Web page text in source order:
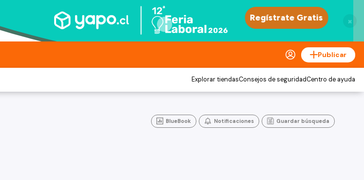
×
Publicar
Explorar tiendasConsejos de seguridadCentro de ayuda
BlueBook Notificaciones Guardar búsqueda